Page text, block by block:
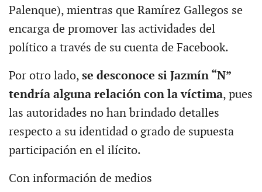
Palenque), mientras que Ramírez Gallegos se
encarga de promover las actividades del
político a través de su cuenta de Facebook.
Por otro lado, se desconoce si Jazmín “N”
tendría alguna relación con la víctima, pues
las autoridades no han brindado detalles
respecto a su identidad o grado de supuesta
participación en el ilícito.
Con información de medios